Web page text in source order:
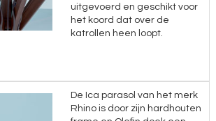
uitgevoerd en geschikt voor
het koord dat over de
katrollen heen loopt.
De Ica parasol van het merk
Rhino is door zijn hardhouten